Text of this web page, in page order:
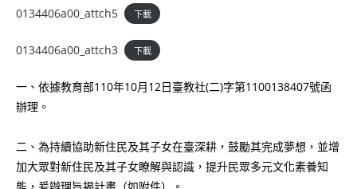
0134406a00_attch5 下載
0134406a00_attch3 下載
一、依據教育部110年10月12日臺教社(二)字第1100138407號函
辦理。
二、為持續協助新住民及其子女在臺深耕，鼓勵其完成夢想，並增
加大眾對新住民及其子女瞭解與認識，提升民眾多元文化素養知